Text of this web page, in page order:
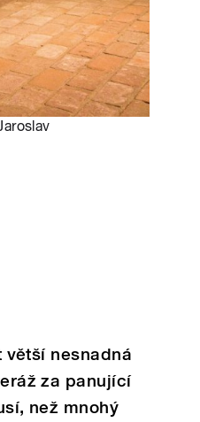
nesnadná
za panující
než mnohý